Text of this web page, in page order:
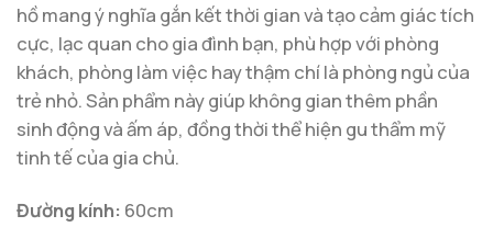
hồ mang ý nghĩa gắn kết thời gian và tạo cảm giác tích
cực, lạc quan cho gia đình bạn, phù hợp với phòng
khách, phòng làm việc hay thậm chí là phòng ngủ của
trẻ nhỏ. Sản phẩm này giúp không gian thêm phần
sinh động và ấm áp, đồng thời thể hiện gu thẩm mỹ
tinh tế của gia chủ.
Đường kính: 60cm